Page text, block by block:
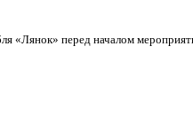
«Лянок» перед началом